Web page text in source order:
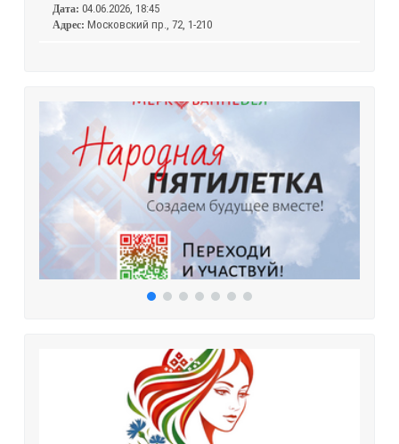
Дата:04.06.2026, 18:45
Адрес: Московский пр., 72, 1-210